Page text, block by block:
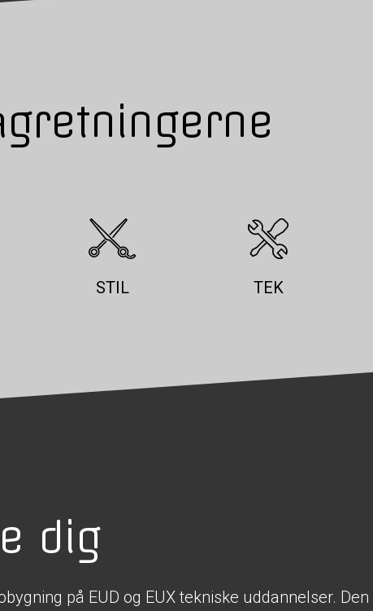
STIL TEK
dig
på EUD og EUX tekniske uddannelser.